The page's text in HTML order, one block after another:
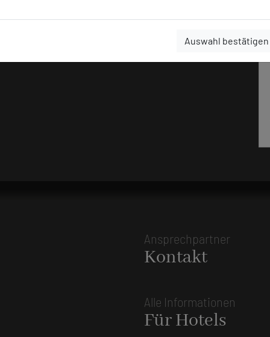
Auswahl bestätigen
Ansprechpartner
Kontakt
Alle Informationen
Für Hotels